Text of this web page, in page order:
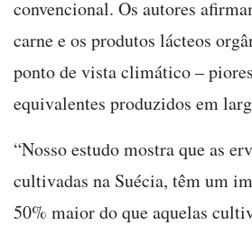
convencional. Os autores
carne e os produtos lácteos
ponto de vista climático –
equivalentes produzidos em
“Nosso estudo mostra que as
cultivadas na Suécia, têm um
50% maior do que aquelas